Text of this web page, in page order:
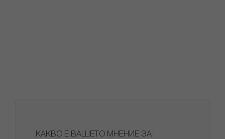
КАКВО Е ВАШЕТО МНЕНИЕ ЗА: